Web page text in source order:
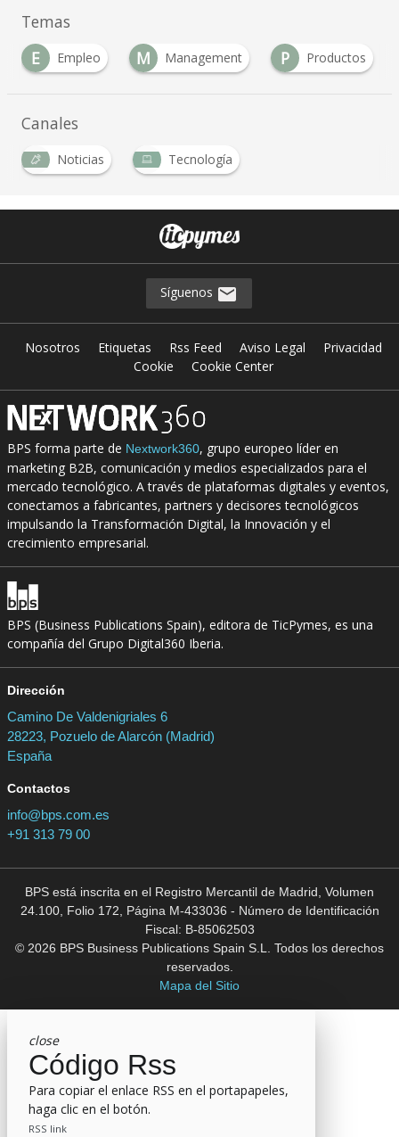
Temas
E
Empleo M Management P Productos
Canales
Noticias Tecnología
Síguenos
Nosotros Etiquetas Rss Feed Aviso Legal
Privacidad
Cookie
Cookie Center
BPS forma parte de Nextwork360, grupo europeo líder en
marketing B2B, comunicación y medios especializados para el
mercado tecnológico. A través de plataformas digitales y eventos,
conectamos a fabricantes, partners y decisores tecnológicos
impulsando la Transformación Digital, la Innovación y el
crecimiento empresarial.
BPS (Business Publications Spain), editora de TicPymes, es una
compañía del Grupo Digital360 Iberia.
Dirección
Camino De Valdenigriales 6
28223, Pozuelo de Alarcón (Madrid)
España
Contactos
info@bps.com.es
+91 313 79 00
BPS está inscrita en el Registro Mercantil de Madrid, Volumen
24.100, Folio 172, Página M-433036 - Número de Identificación
Fiscal: B-85062503
© 2026 BPS Business Publications Spain S.L. Todos los derechos
reservados.
Mapa del Sitio
close
Código Rss
Para copiar el enlace RSS en el portapapeles,
haga clic en el botón.
RSS link